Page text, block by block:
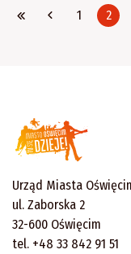
1 2
Urząd Miasta
ul. Zaborska 2
32-600 Oświęcim
tel. +48 33 842 91 51